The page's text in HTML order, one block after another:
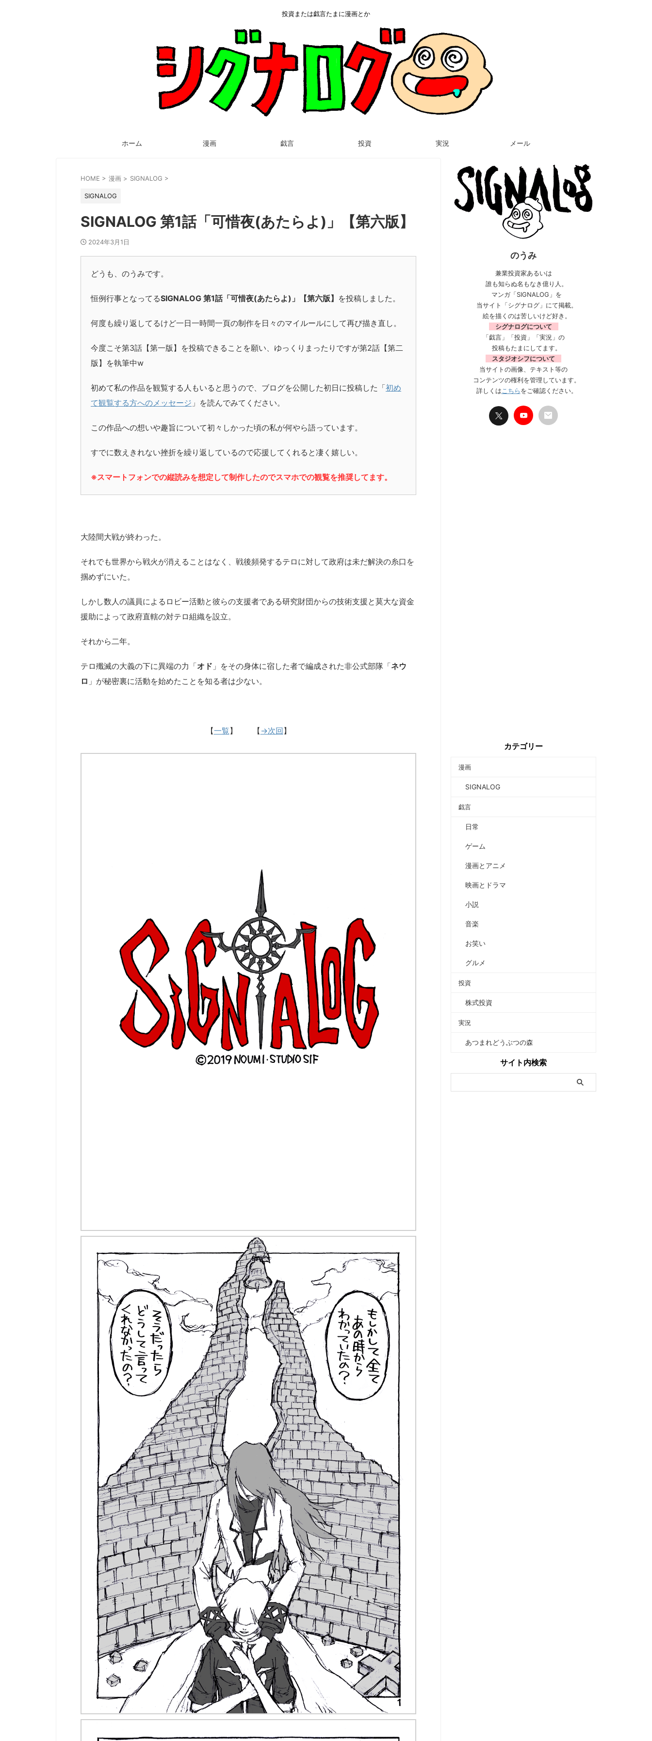
投資または戯言たまに漫画とか
ホーム 漫画 戯言 投資 実況 メール
HOME > 漫画 > SIGNALOG >
SIGNALOG
SIGNALOG 第1話「可惜夜(あたらよ)」【第六版】
2024年3月1日
どうも、のうみです。
恒例行事となってるSIGNALOG 第1話「可惜夜(あたらよ)」【第六版】 を投稿しました。
何度も繰り返してるけど一日一時間一頁の制作を日々のマイルールにして再び描き直し。
今度こそ第3話【第一版】を投稿できることを願い、ゆっくりまったりですが第2話【第二
版】を執筆中w
初めて私の作品を観覧する人もいると思うので、ブログを公開した初日に投稿した「初め
て観覧する方へのメッセージ 」を読んでみてください。
この作品への想いや趣旨について初々しかった頃の私が何やら語っています。
すでに数えきれない挫折を繰り返しているので応援してくれると凄く嬉しい。
※スマートフォンでの縦読みを想定して制作したのでスマホでの観覧を推奨してます。
大陸間大戦が終わった。
それでも世界から戦火が消えることはなく、戦後頻発するテロに対して政府は未だ解決の糸口を
掴めずにいた。
しかし数人の議員によるロビー活動と彼らの支援者である研究財団からの技術支援と莫大な資金
援助によって政府直轄の対テロ組織を設立。
それから二年。
テロ殲滅の大義の下に異端の力「オド 」をその身体に宿した者で編成された非公式部隊「ネウ
ロ 」が秘密裏に活動を始めたことを知る者は少ない。
【一覧】 【 →次回】
のうみ
兼業投資家あるいは
誰も知らぬ名もなき億り人。
マンガ「SIGNALOG」を
当サイト「シグナログ」にて掲載。
絵を描くのは苦しいけど好き。
シグナログについて
「戯言」「投資」「実況」の
投稿もたまにしてます。
スタジオシフについて
当サイトの画像、テキスト等の
コンテンツの権利を管理しています。
詳しくは こちらをご確認ください。
カテゴリー
漫画
SIGNALOG
戯言
日常
ゲーム
漫画とアニメ
映画とドラマ
小説
音楽
お笑い
グルメ
投資
株式投資
実況
あつまれどうぶつの森
サイト内検索